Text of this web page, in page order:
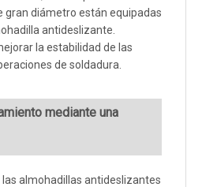
gran diámetro están equipadas
antideslizante.
la estabilidad de las
de soldadura.
mediante una
almohadillas antideslizantes